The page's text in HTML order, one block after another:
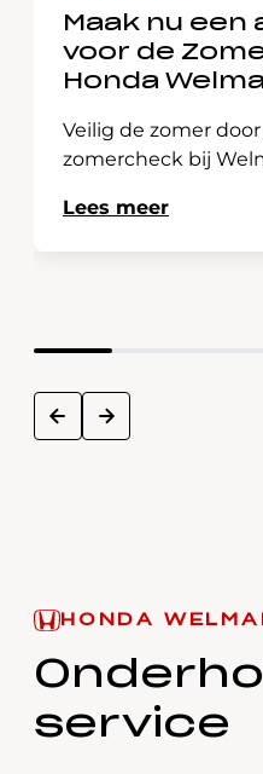
Maak nu een
voor de
Honda
Veilig de zomer
zomercheck bij
Lees meer
prev next
HONDA
service